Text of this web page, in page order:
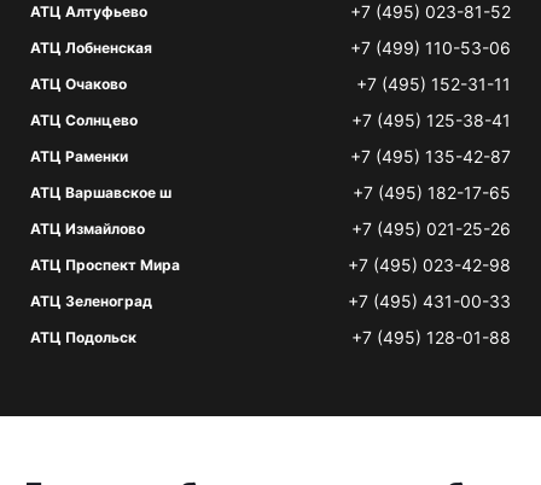
АТЦ Алтуфьево +7 (495) 023-81-52
АТЦ Лобненская +7 (499) 110-53-06
АТЦ Очаково +7 (495) 152-31-11
АТЦ Солнцево +7 (495) 125-38-41
АТЦ Раменки +7 (495) 135-42-87
АТЦ Варшавское ш +7 (495) 182-17-65
АТЦ Измайлово +7 (495) 021-25-26
АТЦ Проспект Мира +7 (495) 023-42-98
АТЦ Зеленоград +7 (495) 431-00-33
АТЦ Подольск +7 (495) 128-01-88